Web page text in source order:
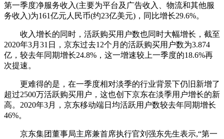
第一季度净服务收入(主要为平台及广告收入、物流和其他服
务收入)为161亿元人民币(约23亿美元)，同比增长29.6%。
收入增长的同时，活跃购买用户数也同时大幅增长，截至
2020年3月31日，京东过去12个月的活跃购买用户数为3.874
亿，较去年同期增长24.8%，这一增速较上一季度的18.6%再
次提速。
更难得的是，在一季度相对淡季的行业背景下仍旧新增了
超过2500万活跃购买用户，这也创下京东在淡季用户增长的新
高。2020年3月，京东移动端日均活跃用户数较去年同期增长
46%。
京东集团董事局主席兼首席执行官刘强东先生表示,“第一